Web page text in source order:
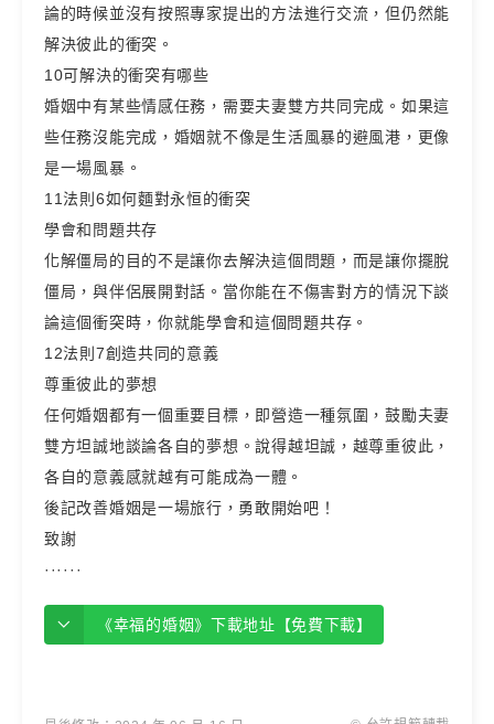
論的時候並沒有按照專家提出的方法進行交流，但仍然能
解決彼此的衝突。
10可解決的衝突有哪些
婚姻中有某些情感任務，需要夫妻雙方共同完成。如果這
些任務沒能完成，婚姻就不像是生活風暴的避風港，更像
是一場風暴。
11法則6如何麵對永恒的衝突
學會和問題共存
化解僵局的目的不是讓你去解決這個問題，而是讓你擺脫
僵局，與伴侶展開對話。當你能在不傷害對方的情況下談
論這個衝突時，你就能學會和這個問題共存。
12法則7創造共同的意義
尊重彼此的夢想
任何婚姻都有一個重要目標，即營造一種氛圍，鼓勵夫妻
雙方坦誠地談論各自的夢想。說得越坦誠，越尊重彼此，
各自的意義感就越有可能成為一體。
後記改善婚姻是一場旅行，勇敢開始吧！
致謝
······
《幸福的婚姻》下載地址【免費下載】